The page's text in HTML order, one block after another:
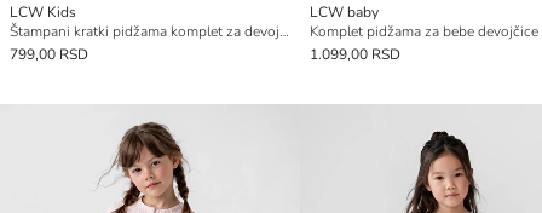
LCW Kids
Štampani kratki pidžama komplet za devojčice
799,00 RSD
LCW baby
1.099,00 RSD